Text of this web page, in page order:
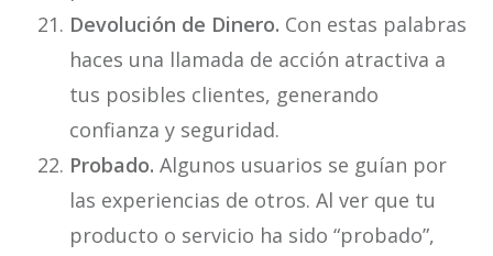
Devolución de Dinero. Con estas palabras
haces una llamada de acción atractiva a
tus posibles clientes, generando
confianza y seguridad.
Probado. Algunos usuarios se guían por
las experiencias de otros. Al ver que tu
producto o servicio ha sido “probado”,